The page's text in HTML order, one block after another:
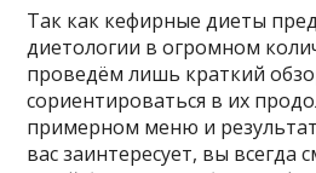
Так как кефирные диеты
диетологии в огромном
проведём лишь краткий
сориентироваться в их
примерном меню и
вас заинтересует, вы всегда